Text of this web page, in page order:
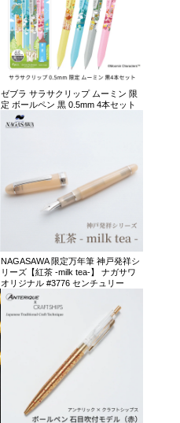
ゼブラ サラサクリップ ムーミン 限
定 ボールペン 黒 0.5mm 4本セット
NAGASAWA 限定万年筆 神戸発祥シ
リーズ【紅茶 -milk tea-】 ナガサワ
オリジナル #3776 センチュリー